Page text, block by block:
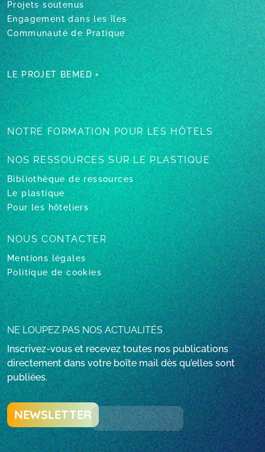
Projets soutenus
Engagement dans les îles
Communauté de Pratique
LE PROJET BEMED +
NOTRE FORMATIONPOUR LES HÔTELS
NOS RESSOURCESSUR LE PLASTIQUE
Bibliothèque de ressources
Le plastique
Pour les hôteliers
NOUS CONTACTER
Mentions légales
Politique de cookies
NE LOUPEZ PAS NOS ACTUALITÉS
Inscrivez-vous et recevez toutes nos publications
directement dans votre boîte mail dès qu’elles sont
publiées.
NEWSLETTER